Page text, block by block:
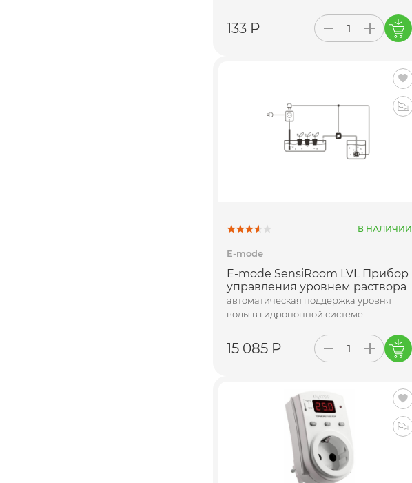
133 Р
В НАЛИЧИИ
E-mode
E-mode SensiRoom LVL Прибор
управления уровнем раствора
автоматическая поддержка уровня
воды в гидропонной системе
15 085 Р